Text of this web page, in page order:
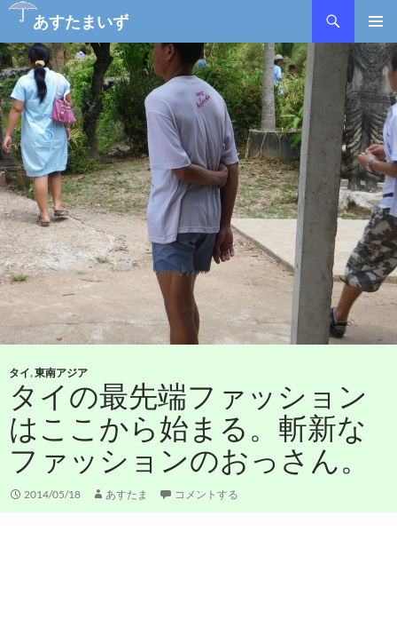
あすたまいず
検
メインメ
ニュー
ン
テ
ン
ツ
へ
ス
キ
ッ
プ
タイ,東南アジア
タイの最先端ファッション
はここから始まる。斬新な
ファッションのおっさん。
2014/05/18 あすたま コメントする